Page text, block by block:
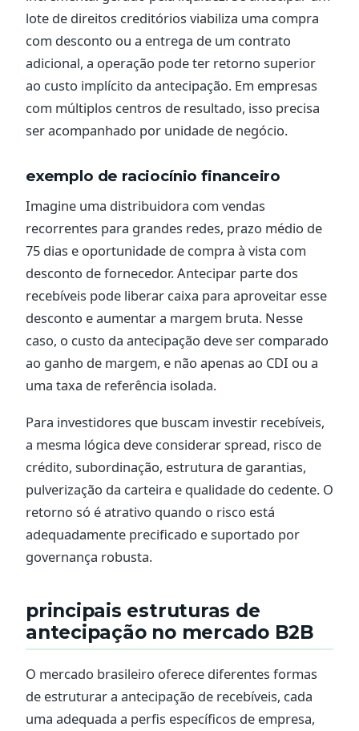
lote de direitos creditórios viabiliza uma compra
com desconto ou a entrega de um contrato
adicional, a operação pode ter retorno superior
ao custo implícito da antecipação. Em empresas
com múltiplos centros de resultado, isso precisa
ser acompanhado por unidade de negócio.
exemplo de raciocínio financeiro
Imagine uma distribuidora com vendas
recorrentes para grandes redes, prazo médio de
75 dias e oportunidade de compra à vista com
desconto de fornecedor. Antecipar parte dos
recebíveis pode liberar caixa para aproveitar esse
desconto e aumentar a margem bruta. Nesse
caso, o custo da antecipação deve ser comparado
ao ganho de margem, e não apenas ao CDI ou a
uma taxa de referência isolada.
Para investidores que buscam investir recebíveis,
a mesma lógica deve considerar spread, risco de
crédito, subordinação, estrutura de garantias,
pulverização da carteira e qualidade do cedente. O
retorno só é atrativo quando o risco está
adequadamente precificado e suportado por
governança robusta.
principais estruturas de
antecipação no mercado B2B
O mercado brasileiro oferece diferentes formas
de estruturar a antecipação de recebíveis, cada
uma adequada a perfis específicos de empresa,